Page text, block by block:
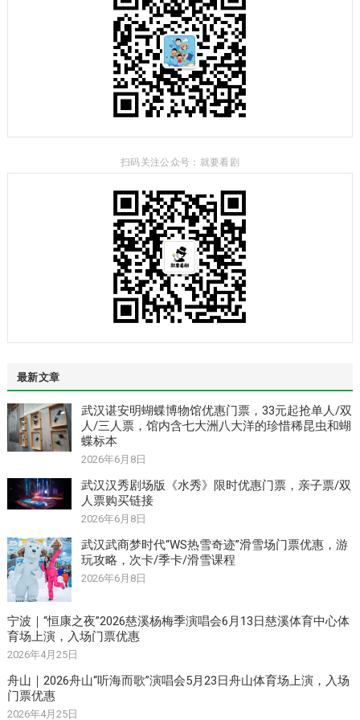
扫码关注公众号：就要看剧
最新文章
武汉谌安明蝴蝶博物馆优惠门票，33元起抢单人/双
人/三人票，馆内含七大洲八大洋的珍惜稀昆虫和蝴
蝶标本
2026年6月8日
武汉汉秀剧场版《水秀》限时优惠门票，亲子票/双
人票购买链接
2026年6月8日
武汉武商梦时代“WS热雪奇迹”滑雪场门票优惠，游
玩攻略，次卡/季卡/滑雪课程
2026年6月8日
宁波｜“恒康之夜”2026慈溪杨梅季演唱会6月13日慈溪体育中心体
育场上演，入场门票优惠
2026年4月25日
舟山｜2026舟山“听海而歌”演唱会5月23日舟山体育场上演，入场
门票优惠
2026年4月25日